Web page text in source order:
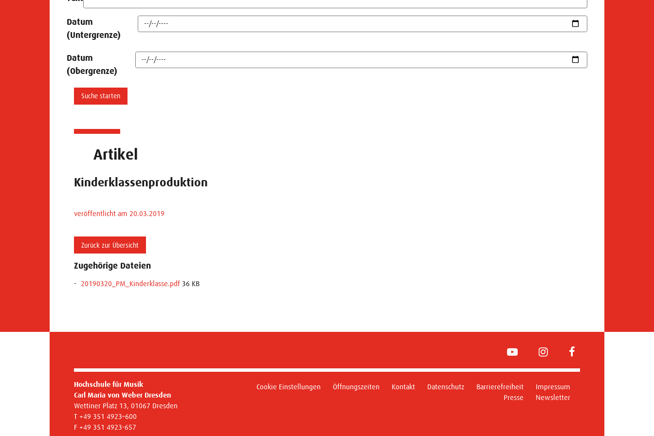
Datum
(Untergrenze)
Datum
(Obergrenze)
Artikel
Kinderklassenproduktion
veröffentlicht am 20.03.2019
Zurück zur Übersicht
Zugehörige Dateien
20190320_PM_Kinderklasse.pdf 36 KB
YouTube Instagram
Cookie Einstellungen Öffnungszeiten Kontakt Datenschutz Barrierefreiheit
Impressum
Presse
Newsletter
Hochschule für Musik
Carl Maria von Weber Dresden
Wettiner Platz 13, 01067 Dresden
T +49 351 4923–600
F +49 351 4923-657